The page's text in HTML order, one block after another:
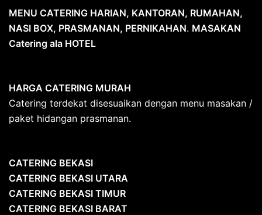
MENU CATERING HARIAN, KANTORAN, RUMAHAN,
NASI BOX, PRASMANAN, PERNIKAHAN. MASAKAN
Catering ala HOTEL
HARGA CATERING MURAH
Catering terdekat disesuaikan dengan menu masakan /
paket hidangan prasmanan.
CATERING BEKASI
CATERING BEKASI UTARA
CATERING BEKASI TIMUR
CATERING BEKASI BARAT